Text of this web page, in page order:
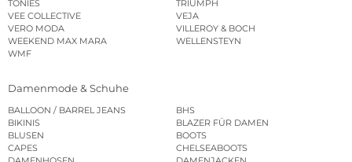
TONIES
TRIUMPH
VEE COLLECTIVE
VEJA
VERO MODA
VILLEROY & BOCH
WEEKEND MAX MARA
WELLENSTEYN
WMF
Damenmode & Schuhe
BALLOON / BARREL JEANS
BHS
BIKINIS
BLAZER FÜR DAMEN
BLUSEN
BOOTS
CAPES
CHELSEABOOTS